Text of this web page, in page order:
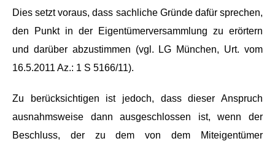
Dies setzt voraus, dass sachliche Gründe dafür sprechen,
den Punkt in der Eigentümerversammlung zu erörtern
und darüber abzustimmen (vgl. LG München, Urt. vom
16.5.2011 Az.: 1 S 5166/11).
Zu berücksichtigen ist jedoch, dass dieser Anspruch
ausnahmsweise dann ausgeschlossen ist, wenn der
Beschluss, der zu dem von dem Miteigentümer